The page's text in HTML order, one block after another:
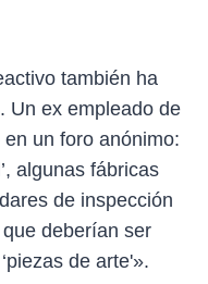
también ha
Un ex empleado de
un foro anónimo:
algunas fábricas
de inspección
deberían ser
de arte'».